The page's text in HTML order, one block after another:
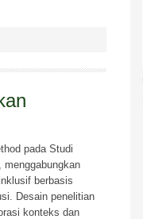
pada Studi
menggabungkan
berbasis
Desain penelitian
konteks dan